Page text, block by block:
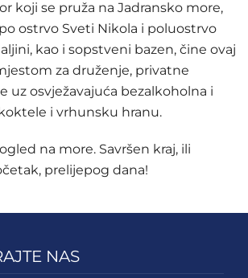
koji se pruža na Jadransko more,
ostrvo Sveti Nikola i poluostrvo
kao i sopstveni bazen, čine ovaj
za druženje, privatne
uz osvježavajuća bezalkoholna i
i vrhunsku hranu.
na more. Savršen kraj, ili
prelijepog dana!
NAS